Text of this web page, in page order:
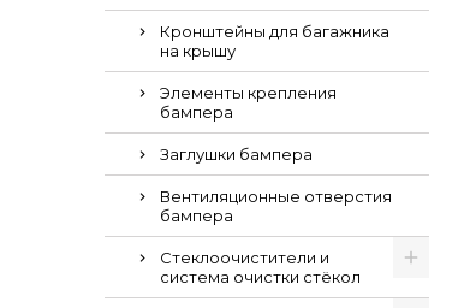
Кронштейны для багажника
на крышу
Элементы крепления
бампера
Заглушки бампера
Вентиляционные отверстия
бампера
Стеклоочистители и
система очистки стёкол